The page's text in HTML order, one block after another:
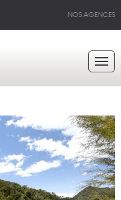
NOS AGENCES